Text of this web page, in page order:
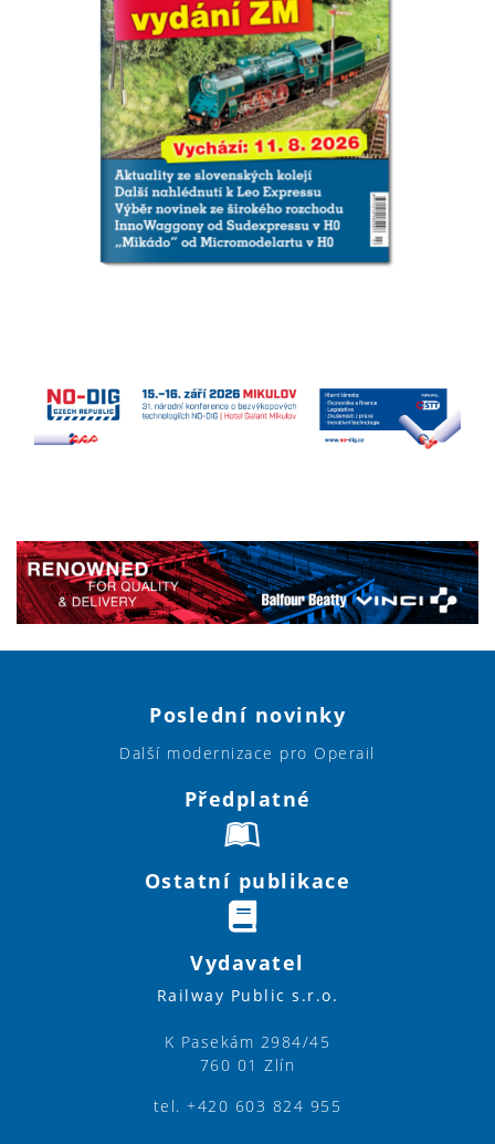
Poslední novinky
Další modernizace pro Operail
Předplatné
Ostatní publikace
Vydavatel
Railway Public s.r.o.
K Pasekám 2984/45
760 01 Zlín
tel. +420 603 824 955